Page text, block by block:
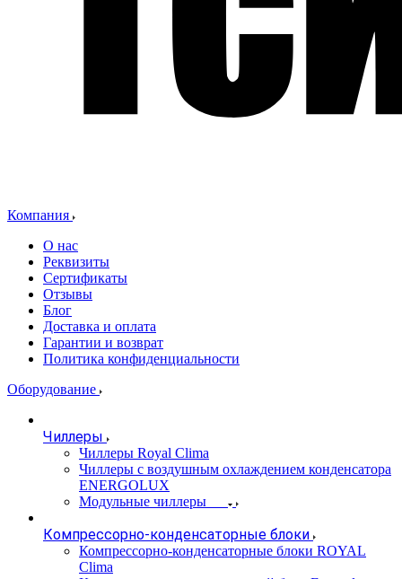
Компания
О нас
Реквизиты
Сертификаты
Отзывы
Блог
Доставка и оплата
Гарантии и возврат
Политика конфиденциальности
Оборудование
Чиллеры
Чиллеры Royal Clima
Чиллеры с воздушным охлаждением конденсатора
ENERGOLUX
Модульные чиллеры
Компрессорно-конденсаторные блоки
Компрессорно-конденсаторные блоки ROYAL
Clima